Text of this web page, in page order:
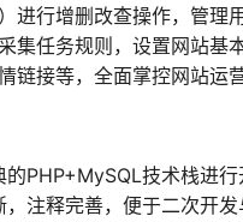
进行增删改查操作，管理
集任务规则，设置网站基
链接等，全面掌控网站运营
的PHP+MySQL技术栈进
注释完善，便于二次开发